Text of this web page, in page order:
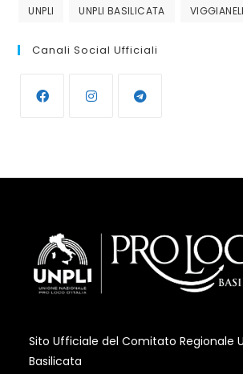
UNPLI UNPLI BASILICATA
Canali Social Ufficiali
Sito Ufficiale del Comitato Regionale
Basilicata